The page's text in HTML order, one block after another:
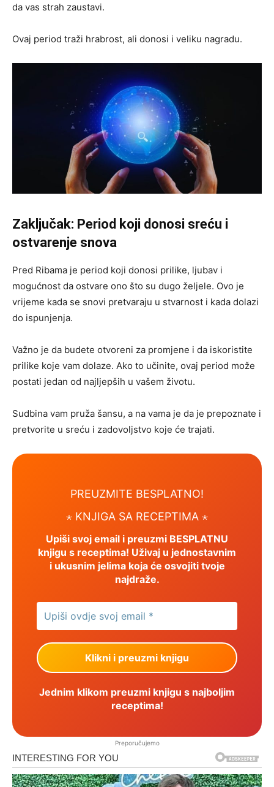
da vas strah zaustavi.
Ovaj period traži hrabrost, ali donosi i veliku nagradu.
Zaključak: Period koji donosi sreću i
ostvarenje snova
Pred Ribama je period koji donosi prilike, ljubav i
mogućnost da ostvare ono što su dugo željele. Ovo je
vrijeme kada se snovi pretvaraju u stvarnost i kada dolazi
do ispunjenja.
Važno je da budete otvoreni za promjene i da iskoristite
prilike koje vam dolaze. Ako to učinite, ovaj period može
postati jedan od najljepših u vašem životu.
Sudbina vam pruža šansu, a na vama je da je prepoznate i
pretvorite u sreću i zadovoljstvo koje će trajati.
PREUZMITE BESPLATNO!
⋆ KNJIGA SA RECEPTIMA ⋆
Upiši svoj email i preuzmi BESPLATNU
knjigu s receptima! Uživaj u jednostavnim
i ukusnim jelima koja će osvojiti tvoje
najdraže.
Jednim klikom preuzmi knjigu s najboljim
receptima!
Preporučujemo